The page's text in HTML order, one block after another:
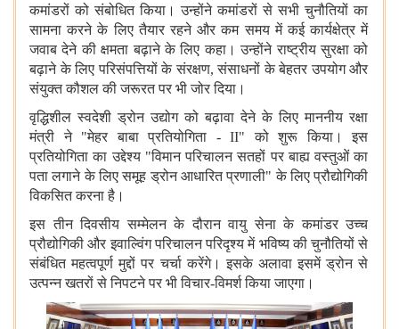
कमांडरों को संबोधित किया। उन्होंने कमांडरों से सभी चुनौतियों का
सामना करने के लिए तैयार रहने और कम समय में कई कार्यक्षेत्र में
जवाब देने की क्षमता बढ़ाने के लिए कहा। उन्होंने राष्ट्रीय सुरक्षा को
बढ़ाने के लिए परिसंपत्तियों के संरक्षण, संसाधनों के बेहतर उपयोग और
संयुक्त कौशल की जरूरत पर भी जोर दिया।
वृद्धिशील स्वदेशी ड्रोन उद्योग को बढ़ावा देने के लिए माननीय रक्षा
मंत्री ने "मेहर बाबा प्रतियोगिता - II" को शुरू किया। इस
प्रतियोगिता का उद्देश्य "विमान परिचालन सतहों पर बाह्य वस्तुओं का
पता लगाने के लिए समूह ड्रोन आधारित प्रणाली" के लिए प्रौद्योगिकी
विकसित करना है।
इस तीन दिवसीय सम्मेलन के दौरान वायु सेना के कमांडर उच्च
प्रौद्योगिकी और इवाल्विंग परिचालन परिदृश्य में भविष्य की चुनौतियों से
संबंधित महत्वपूर्ण मुद्दों पर चर्चा करेंगे। इसके अलावा इसमें ड्रोन से
उत्पन्न खतरों से निपटने पर भी विचार-विमर्श किया जाएगा।